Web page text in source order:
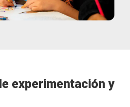
experimentación y